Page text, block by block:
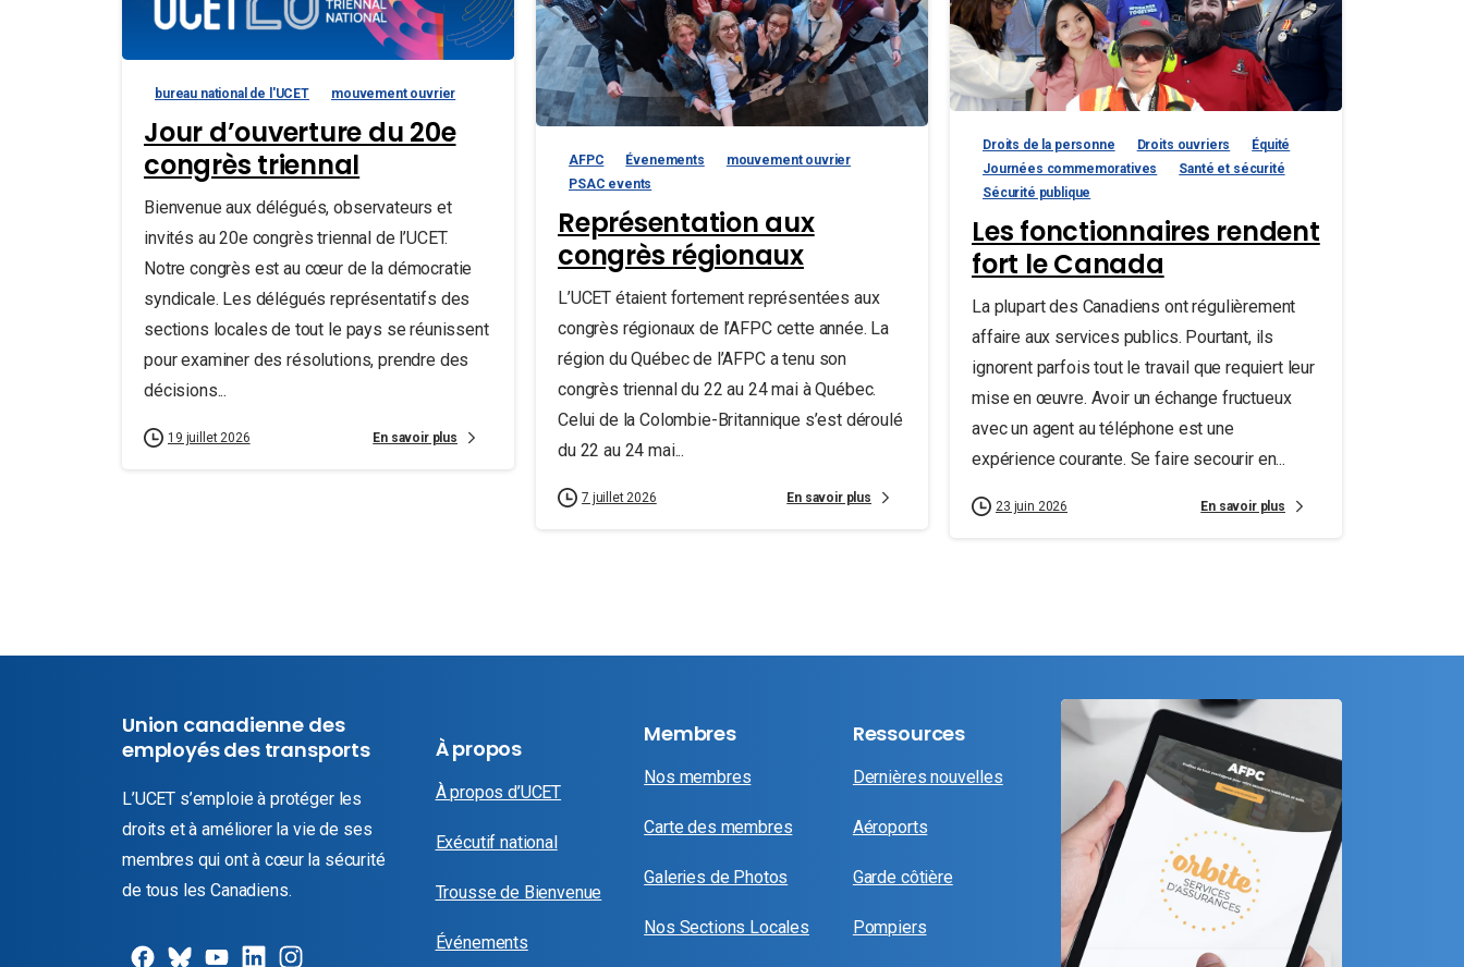
bureau national de l'UCET mouvement ouvrier
Jour d’ouverture du 20e
congrès triennal
Bienvenue aux délégués, observateurs et
invités au 20e congrès triennal de l’UCET.
Notre congrès est au cœur de la démocratie
syndicale. Les délégués représentatifs des
sections locales de tout le pays se réunissent
pour examiner des résolutions, prendre des
décisions...
19 juillet 2026 En savoir plus
AFPC Évenements
mouvement ouvrier
PSAC events
Représentation aux
congrès régionaux
L’UCET étaient fortement représentées aux
congrès régionaux de l’AFPC cette année. La
région du Québec de l’AFPC a tenu son
congrès triennal du 22 au 24 mai à Québec.
Celui de la Colombie-Britannique s’est déroulé
du 22 au 24 mai...
7 juillet 2026 En savoir plus
Droits de la personne Droits ouvriers
Équité
Journées commemoratives
Santé et sécurité
Sécurité publique
Les fonctionnaires rendent
fort le Canada
La plupart des Canadiens ont régulièrement
affaire aux services publics. Pourtant, ils
ignorent parfois tout le travail que requiert leur
mise en œuvre. Avoir un échange fructueux
avec un agent au téléphone est une
expérience courante. Se faire secourir en...
23 juin 2026 En savoir plus
Union canadienne des
employés des transports
L’UCET s’emploie à protéger les
droits et à améliorer la vie de ses
membres qui ont à cœur la sécurité
de tous les Canadiens.
À propos
À propos d’UCET
Exécutif national
Trousse de Bienvenue
Événements
Membres
Nos membres
Carte des membres
Galeries de Photos
Nos Sections Locales
Ressources
Dernières nouvelles
Aéroports
Garde côtière
Pompiers